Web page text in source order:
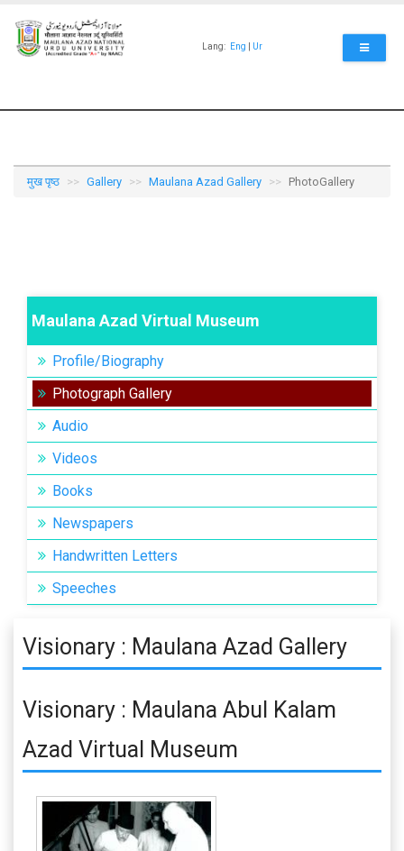
main
content
Lang: Eng Ur
मुख पृष्ठ Gallery Maulana Azad Gallery PhotoGallery
Maulana Azad Virtual Museum
Profile/Biography
Photograph Gallery
Audio
Videos
Books
Newspapers
Handwritten Letters
Speeches
Visionary : Maulana Azad Gallery
Visionary : Maulana Abul Kalam
Azad Virtual Museum